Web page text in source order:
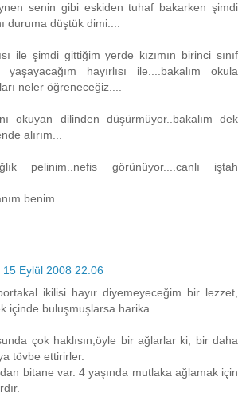
senin gibi eskiden tuhaf bakarken şimdi
duruma düştük dimi....
ile şimdi gittiğim yerde kızımın birinci sınıf
yaşayacağım hayırlısı ile....bakalım okula
neler öğreneceğiz....
okuyan dilinden düşürmüyor..bakalım dek
alırım...
pelinim..nefis görünüyor....canlı iştah
benim...
15 Eylül 2008 22:06
ikilisi hayır diyemeyeceğim bir lezzet,
içinde buluşmuşlarsa harika
çok haklısın,öyle bir ağlarlar ki, bir daha
tövbe ettirirler.
bitane var. 4 yaşında mutlaka ağlamak için